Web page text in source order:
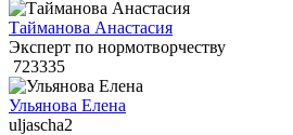
Тайманова Анастасия
Эксперт по нормотворчеству
723335
Ульянова Елена
uljascha2